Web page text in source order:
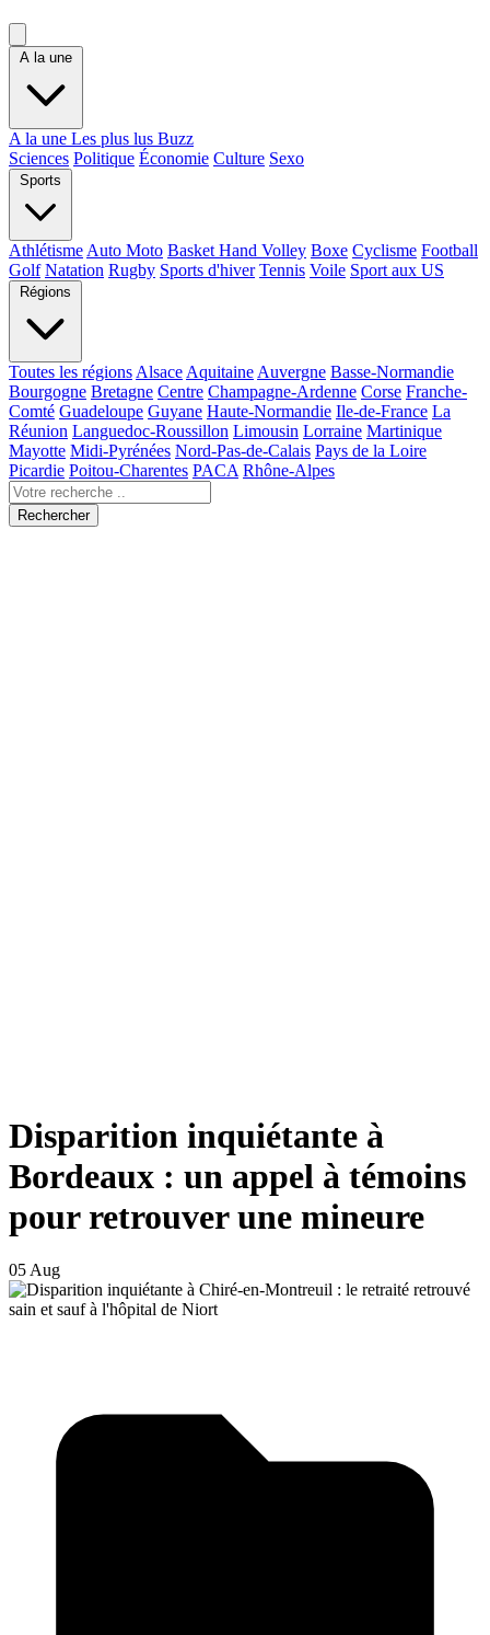
A la une
A la une Les plus lus Buzz
Sciences Politique Économie Culture Sexo
Sports
Athlétisme Auto Moto Basket Hand Volley Boxe Cyclisme Football
Golf Natation Rugby Sports d'hiver Tennis Voile Sport aux US
Régions
Toutes les régions Alsace Aquitaine Auvergne Basse-Normandie
Bourgogne Bretagne Centre Champagne-Ardenne Corse Franche-
Comté Guadeloupe Guyane Haute-Normandie Ile-de-France La
Réunion Languedoc-Roussillon Limousin Lorraine Martinique
Mayotte Midi-Pyrénées Nord-Pas-de-Calais Pays de la Loire
Picardie Poitou-Charentes PACA Rhône-Alpes
Rechercher
Disparition inquiétante à
Bordeaux : un appel à témoins
pour retrouver une mineure
05 Aug